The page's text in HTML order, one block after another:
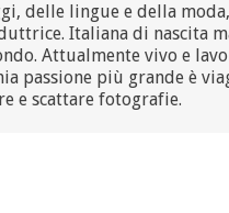
delle lingue e della moda,
Italiana di nascita
Attualmente vivo e
passione più grande è
e scattare fotografie.